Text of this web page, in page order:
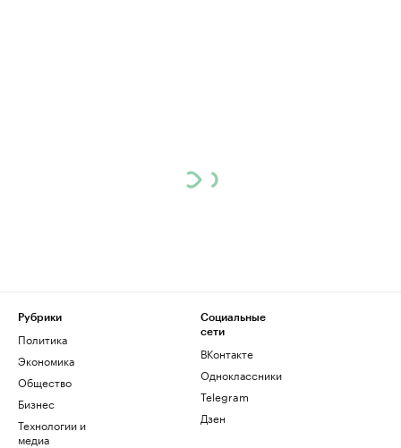
Рубрики
Политика
Экономика
Общество
Бизнес
Технологии и
медиа
Социальные
сети
ВКонтакте
Одноклассники
Telegram
Дзен